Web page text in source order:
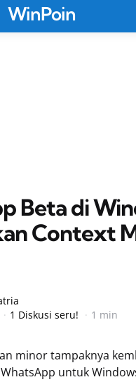
WinPoin
Beta di
Context
1 Diskusi seru! 1 min
minor tampaknya
untuk